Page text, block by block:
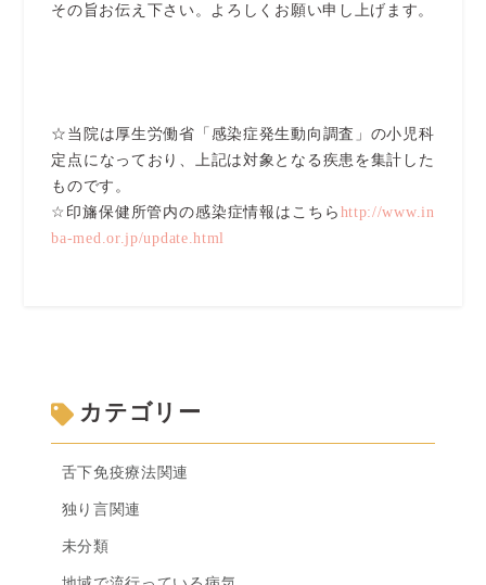
その旨お伝え下さい。よろしくお願い申し上げます。
☆当院は厚生労働省「感染症発生動向調査」の小児科
定点になっており、上記は対象となる疾患を集計した
ものです。
☆印旛保健所管内の感染症情報はこちら http://www.in
ba-med.or.jp/update.html
カテゴリー
舌下免疫療法関連
独り言関連
未分類